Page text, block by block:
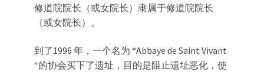
修道院院长（或女院长）隶属于修道院院长
（或女院长）。
到了1996 年，一个名为 “Abbaye de Saint Vivant
“的协会买下了遗址，目的是阻止遗址恶化，使